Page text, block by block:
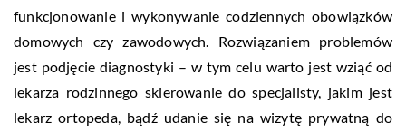
funkcjonowanie i wykonywanie codziennych obowiązków
domowych czy zawodowych. Rozwiązaniem problemów
jest podjęcie diagnostyki – w tym celu warto jest wziąć od
lekarza rodzinnego skierowanie do specjalisty, jakim jest
lekarz ortopeda, bądź udanie się na wizytę prywatną do